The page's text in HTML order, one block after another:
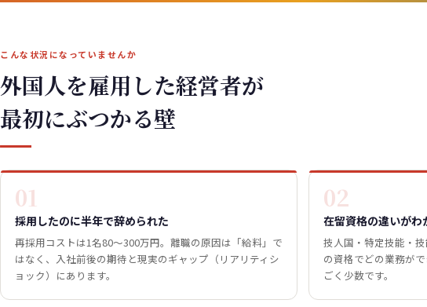
こんな状況になっていませんか
外国人を雇用した経営者が
最初にぶつかる壁
01
採用したのに半年で辞められた
再採用コストは1名80〜300万円。離職の原因は「給料」で
はなく、入社前後の期待と現実のギャップ（リアリティシ
ョック）にあります。
02
在留資格の違いがわ
技人国・特定技能・
の資格でどの業務が
ごく少数です。